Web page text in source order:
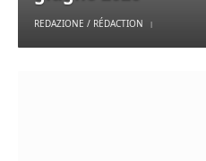
REDAZIONE / RÉDACTION